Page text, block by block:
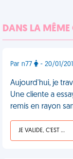
DANS LA MÊME
Par n77 - 20/01/
Aujourd'hui, je
Une cliente a
remis en rayon
JE VALIDE, C'EST UNE VDM